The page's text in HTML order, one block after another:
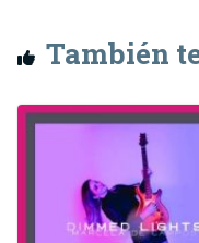
También